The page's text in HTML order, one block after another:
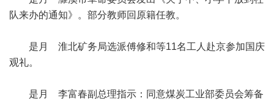
队来办的通知》。部分教师回原籍任教。
是月 淮北矿务局选派傅修和等11名工人赴京参加国庆
观礼。
是月 李富春副总理指示：同意煤炭工业部委员会筹备